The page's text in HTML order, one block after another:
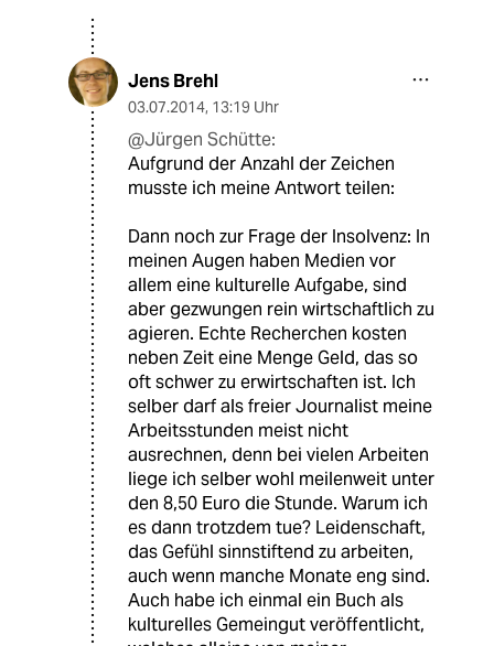
Jens Brehl
03.07.2014, 13:19 Uhr
@Jürgen Schütte:
Aufgrund der Anzahl der Zeichen
musste ich meine Antwort teilen:
Dann noch zur Frage der Insolvenz: In
meinen Augen haben Medien vor
allem eine kulturelle Aufgabe, sind
aber gezwungen rein wirtschaftlich zu
agieren. Echte Recherchen kosten
neben Zeit eine Menge Geld, das so
oft schwer zu erwirtschaften ist. Ich
selber darf als freier Journalist meine
Arbeitsstunden meist nicht
ausrechnen, denn bei vielen Arbeiten
liege ich selber wohl meilenweit unter
den 8,50 Euro die Stunde. Warum ich
es dann trotzdem tue? Leidenschaft,
das Gefühl sinnstiftend zu arbeiten,
auch wenn manche Monate eng sind.
Auch habe ich einmal ein Buch als
kulturelles Gemeingut veröffentlicht,